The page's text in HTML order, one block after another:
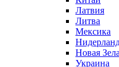
Латвия
Литва
Мексика
Новая
Украина